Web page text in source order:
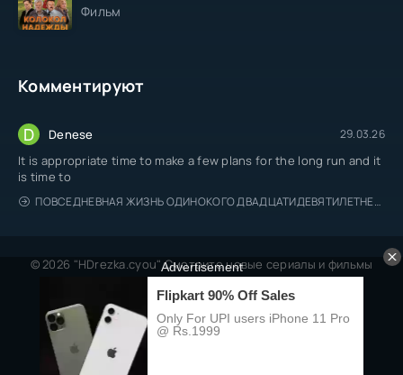
Фильм
Комментируют
D Denese 29.03.26
It is appropriate time to make a few plans for the long run and it
is time to
ПОВСЕДНЕВНАЯ ЖИЗНЬ ОДИНОКОГО ДВАДЦАТИДЕВЯТИЛЕТНЕГО АВАНТЮРИСТА
© 2026 "HDrezka.cyou" Смотрите новые сериалы и фильмы
Все права защищены, берегитесь пиратов.
Правообладателям